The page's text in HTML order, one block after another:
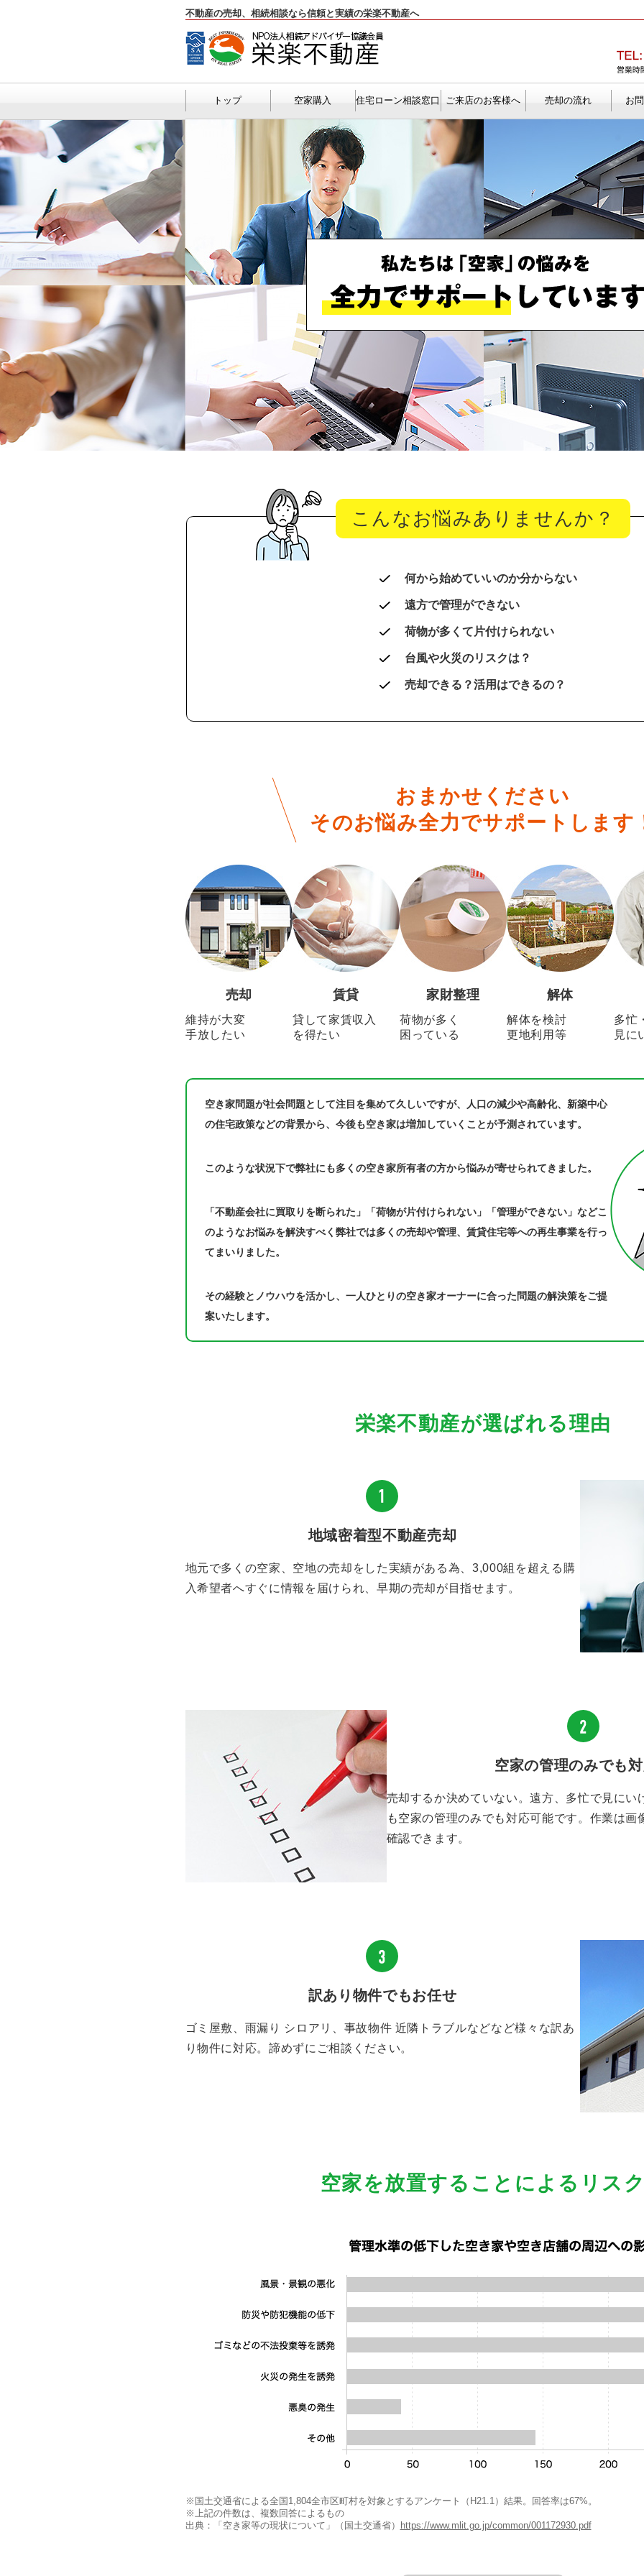
不動産の売却、相続相談なら信頼と実績の栄楽不動産へ
トップ 空家購入 住宅ローン相談窓口 ご来店のお客様へ 売却の流れ お
こんなお悩みありませんか？
何から始めていいのか分からない
遠方で管理ができない
荷物が多くて片付けられない
台風や火災のリスクは？
売却できる？活用はできるの？
おまかせください
そのお悩み全力でサポートします
売却
維持が大変
手放したい
賃貸
貸して家賃収入
を得たい
家財整理
荷物が多く
困っている
解体
解体を検討
更地利用等
多忙
見に
空き家問題が社会問題として注目を集めて久しいですが、人口の減少や高齢化、新築中心
の住宅政策などの背景から、今後も空き家は増加していくことが予測されています。
このような状況下で弊社にも多くの空き家所有者の方から悩みが寄せられてきました。
「不動産会社に買取りを断られた」「荷物が片付けられない」「管理ができない」などこ
のようなお悩みを解決すべく弊社では多くの売却や管理、賃貸住宅等への再生事業を行っ
てまいりました。
その経験とノウハウを活かし、一人ひとりの空き家オーナーに合った問題の解決策をご提
案いたします。
栄楽不動産が選ばれる理由
地域密着型不動産売却
地元で多くの空家、空地の売却をした実績がある為、3,000組を超える購
入希望者へすぐに情報を届けられ、早期の売却が目指せます。
空家の管理のみでも
売却するか決めていない。遠方、多忙で見にい
も空家の管理のみでも対応可能です。作業は画
確認できます。
訳あり物件でもお任せ
ゴミ屋敷、雨漏り シロアリ、事故物件 近隣トラブルなどなど様々な訳あ
り物件に対応。諦めずにご相談ください。
空家を放置することによるリス
※国土交通省による全国1,804全市区町村を対象とするアンケート（H21.1）結果。回答率は67%。
※上記の件数は、複数回答によるもの
出典：「空き家等の現状について」（国土交通省）
https://www.mlit.go.jp/common/001172930.pdf